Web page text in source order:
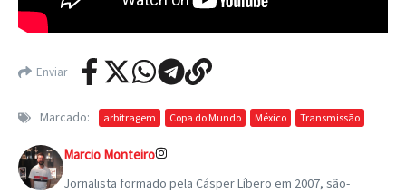
Enviar
Marcado: arbitragem Copa do Mundo México Transmissão
Marcio Monteiro
Jornalista formado pela Cásper Líbero em 2007, são-